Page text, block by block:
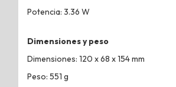
Potencia: 3.36 W
Dimensiones y peso
Dimensiones: 120 x 68 x 154 mm
Peso: 551 g